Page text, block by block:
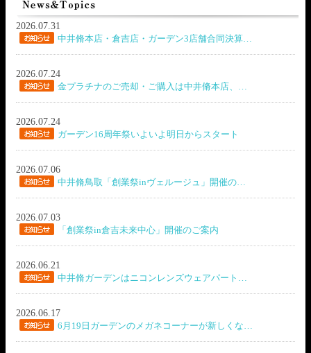
2026.07.31
中井脩本店・倉吉店・ガーデン3店舗合同決算…
2026.07.24
金プラチナのご売却・ご購入は中井脩本店、…
2026.07.24
ガーデン16周年祭いよいよ明日からスタート
2026.07.06
中井脩鳥取「創業祭inヴェルージュ」開催の…
2026.07.03
「創業祭in倉吉未来中心」開催のご案内
2026.06.21
中井脩ガーデンはニコンレンズウェアパート…
2026.06.17
6月19日ガーデンのメガネコーナーが新しくな…